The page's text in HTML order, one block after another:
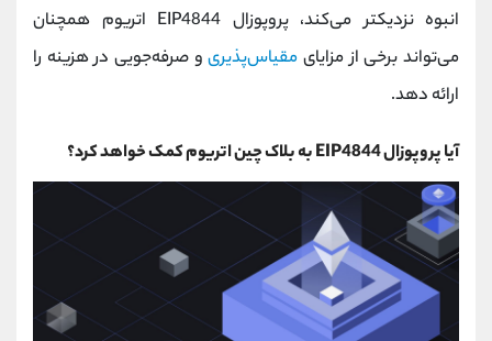
انبوه نزدیکتر می‌کند، پروپوزال EIP4844 اتریوم همچنان
می‌تواند برخی از مزایای مقیاس‌پذیریو صرفه‌جویی در هزینه را
ارائه دهد.
آیا پروپوزال EIP4844 به بلاک چین اتریوم کمک خواهد کرد؟